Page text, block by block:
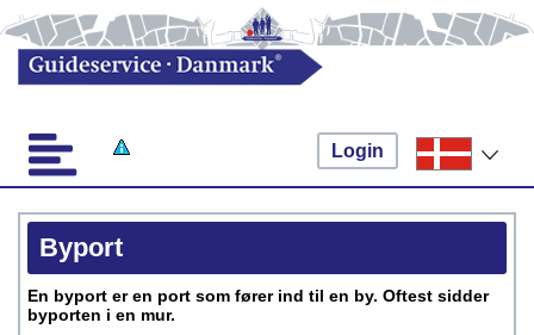
Login
Byport
En byport er en port som fører ind til en by. Oftest sidder
byporten i en mur.